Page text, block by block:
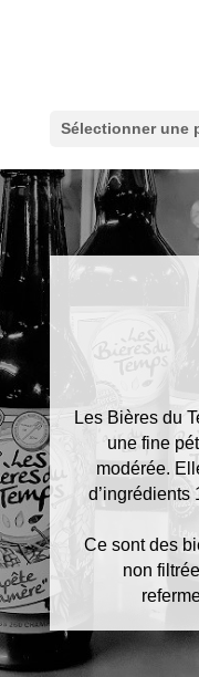
Sélectionner une
Les Bières du
une fine
modérée.
d’ingrédients
Ce sont des
non